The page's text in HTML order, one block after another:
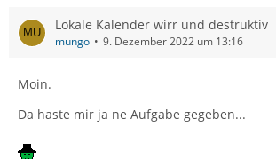
Lokale Kalender wirr und destruktiv
mungo 9. Dezember 2022 um 13:16
Moin.
Da haste mir ja ne Aufgabe gegeben...